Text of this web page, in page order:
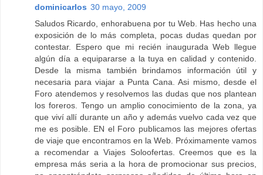
dominicarlos 30 mayo, 2009
Saludos Ricardo, enhorabuena por tu Web. Has hecho una
exposición de lo más completa, pocas dudas quedan por
contestar. Espero que mi recién inaugurada Web llegue
algún día a equipararse a la tuya en calidad y contenido.
Desde la misma también brindamos información útil y
necesaria para viajar a Punta Cana. Asi mismo, desde el
Foro atendemos y resolvemos las dudas que nos plantean
los foreros. Tengo un amplio conocimiento de la zona, ya
que viví allí durante un año y además vuelvo cada vez que
me es posible. EN el Foro publicamos las mejores ofertas
de viaje que encontramos en la Web. Próximamente vamos
a recomendar a Viajes Soloofertas. Creemos que es la
empresa más seria a la hora de promocionar sus precios,